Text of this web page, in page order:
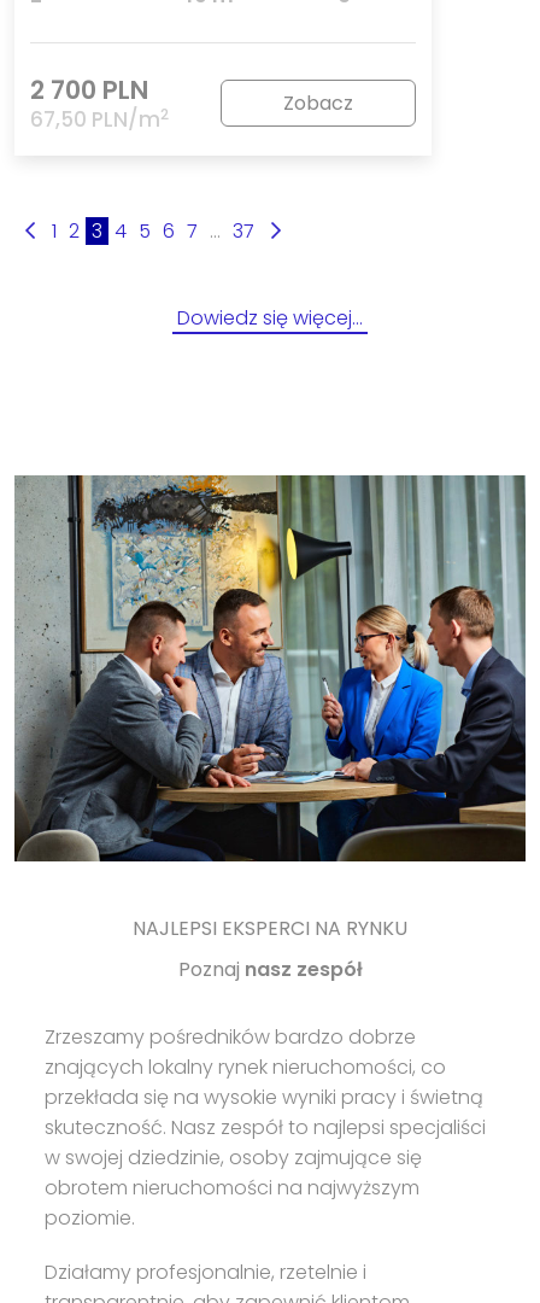
2 700 PLN
67,50 PLN/m2 Zobacz
1 2 3 4 5 6 7 ... 37
Dowiedz się więcej…
NAJLEPSI EKSPERCI NA RYNKU
Poznaj nasz zespół
Zrzeszamy pośredników bardzo dobrze
znających lokalny rynek nieruchomości, co
przekłada się na wysokie wyniki pracy i świetną
skuteczność. Nasz zespół to najlepsi specjaliści
w swojej dziedzinie, osoby zajmujące się
obrotem nieruchomości na najwyższym
poziomie.
Działamy profesjonalnie, rzetelnie i